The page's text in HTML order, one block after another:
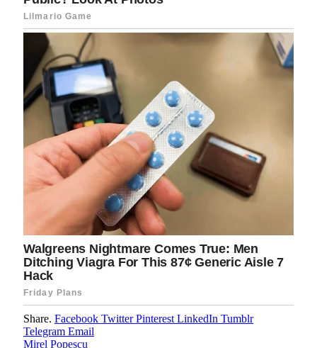
Share. Facebook Twitter Pinterest LinkedIn Tumblr
Telegram Email
Mirel Popescu